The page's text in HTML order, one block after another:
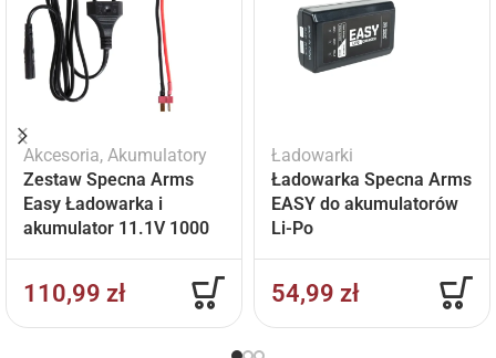
Akcesoria, Akumulatory
Zestaw Specna Arms
Easy Ładowarka i
akumulator 11.1V 1000
110,99 zł
Ładowarki
Ładowarka Specna Arms
EASY do akumulatorów
Li-Po
54,99 zł